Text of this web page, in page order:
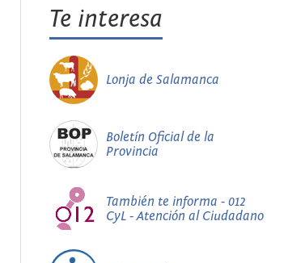
Te interesa
Lonja de Salamanca
Boletín Oficial de la
Provincia
También te informa - 012
CyL - Atención al Ciudadano